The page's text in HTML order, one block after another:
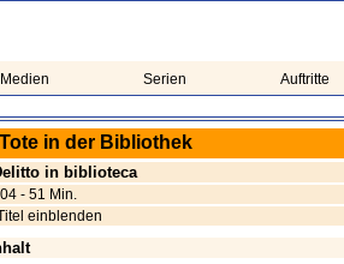
Medien Serien Auftritte
in der Bibliothek
in biblioteca
- 51 Min.
einblenden